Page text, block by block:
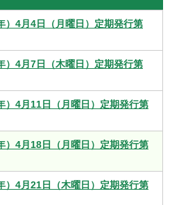
）4月4日（月曜日）定期発行第
）4月7日（木曜日）定期発行第
）4月11日（月曜日）定期発行第
）4月18日（月曜日）定期発行第
）4月21日（木曜日）定期発行第